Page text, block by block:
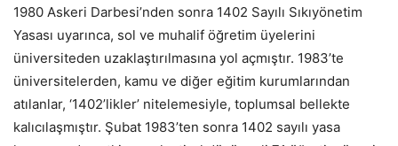
1980 Askeri Darbesi’nden sonra 1402 Sayılı Sıkıyönetim
Yasası uyarınca, sol ve muhalif öğretim üyelerini
üniversiteden uzaklaştırılmasına yol açmıştır. 1983’te
üniversitelerden, kamu ve diğer eğitim kurumlarından
atılanlar, ‘1402’likler’ nitelemesiyle, toplumsal bellekte
kalıcılaşmıştır. Şubat 1983’ten sonra 1402 sayılı yasa